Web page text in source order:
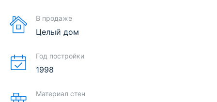
В продаже
Целый дом
Год постройки
1998
Материал стен